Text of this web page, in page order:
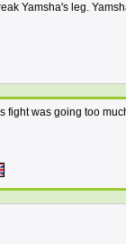
Yamsha's leg.
fight was going too